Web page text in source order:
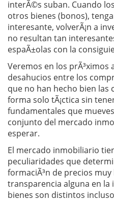
interÃ©s suban. Cuando
otros bienes (bonos),
interesante, volverÃ¡n a
no resultan tan
espaÃ±olas con la
Veremos en los prÃ³ximos
desahucios entre los
que no han hecho bien las
forma solo tÃ¡ctica sin
fundamentales que
conjunto del mercado
esperar.
El mercado inmobiliario
peculiaridades que
formaciÃ³n de precios
transparencia alguna en la
bienes son distintos